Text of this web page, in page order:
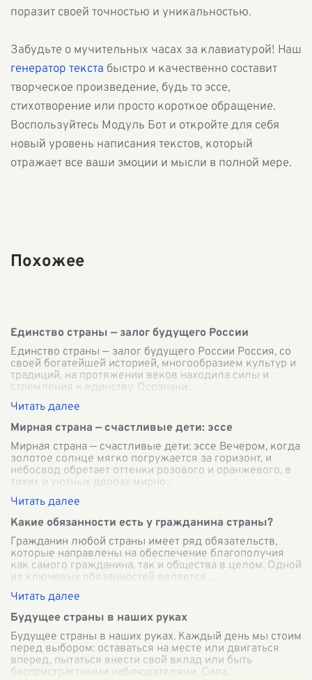
поразит своей точностью и уникальностью.
Забудьте о мучительных часах за клавиатурой! Наш
генератор текста быстро и качественно составит
творческое произведение, будь то эссе,
стихотворение или просто короткое обращение.
Воспользуйтесь Модуль Бот и откройте для себя
новый уровень написания текстов, который
отражает все ваши эмоции и мысли в полной мере.
Похожее
Единство страны — залог будущего России
Единство страны — залог будущего России Россия, со
своей богатейшей историей, многообразием культур и
традиций, на протяжении веков находила силы и
стремления к единству. Осознани
Мирная страна — счастливые дети: эссе
Мирная страна — счастливые дети: эссе Вечером, когда
золотое солнце мягко погружается за горизонт, и
небосвод обретает оттенки розового и оранжевого, в
тихих и уютных дворах мирно
Какие обязанности есть у гражданина страны?
Гражданин любой страны имеет ряд обязательств,
которые направлены на обеспечение благополучия
как самого гражданина, так и общества в целом. Одной
из ключевых обязанностей является
Будущее страны в наших руках
Будущее страны в наших руках. Каждый день мы стоим
перед выбором: оставаться на месте или двигаться
вперед, пытаться внести свой вклад или быть
беспристрастными наблюдателями. Сила